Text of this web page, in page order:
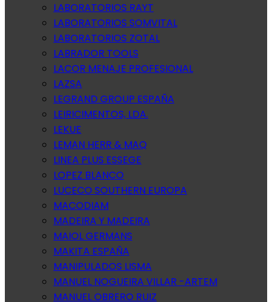
LABORATORIOS RAYT
LABORATORIOS SOMVITAL
LABORATORIOS ZOTAL
LABRADOR TOOLS
LACOR MENAJE PROFESIONAL
LAZSA
LEGRAND GROUP ESPAÑA
LEIRICIMENTOS, LDA.
LEKUE
LEMAN HERR & MAQ
LINEA PLUS ESSEGE
LOPEZ BLANCO
LUCECO SOUTHERN EUROPA
MACODIAM
MADEIRA Y MADEIRA
MAIOL GERMANS
MAKITA ESPAÑA
MANIPULADOS LISMA
MANUEL NOGUEIRA VILLAR -ARTEM
MANUEL OBRERO RUIZ